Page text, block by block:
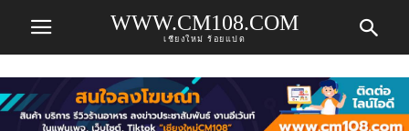
WWW.CM108.COM
เชียงใหม่ ร้อยแปด